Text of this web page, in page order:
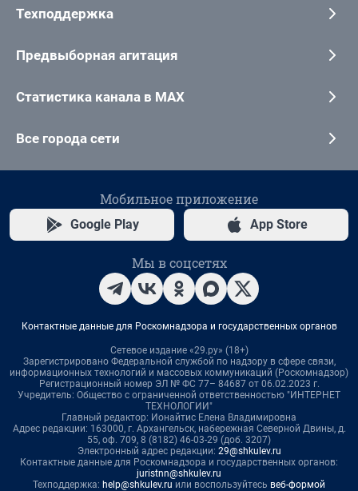
Техподдержка
Предвыборная агитация
Статистика канала в MAX
Все города сети
Мобильное приложение
Google Play App Store
Мы в соцсетях
Контактные данные для Роскомнадзора и государственных органов
Сетевое издание «29.ру» (18+)
Зарегистрировано Федеральной службой по надзору в сфере связи,
информационных технологий и массовых коммуникаций (Роскомнадзор)
Регистрационный номер ЭЛ № ФС 77– 84687 от 06.02.2023 г.
Учредитель: Общество с ограниченной ответственностью "ИНТЕРНЕТ
ТЕХНОЛОГИИ"
Главный редактор: Ионайтис Елена Владимировна
Адрес редакции: 163000, г. Архангельск, набережная Северной Двины, д.
55, оф. 709, 8 (8182) 46-03-29 (доб. 3207)
Электронный адрес редакции: 29@shkulev.ru
Контактные данные для Роскомнадзора и государственных органов:
juristnn@shkulev.ru
Техподдержка: help@shkulev.ru или воспользуйтесь веб-формой